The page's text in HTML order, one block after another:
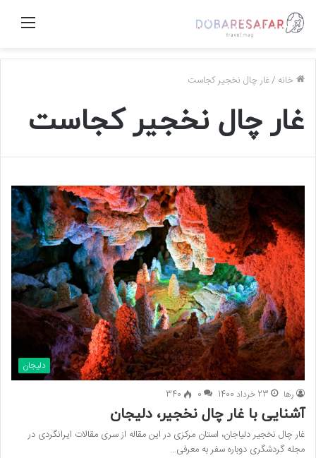
منو
خانه /غار چال نخجیر کجاست
غار چال نخجیر کجاست
دلیجان
رها 23 خرداد 1400 0
340
آشنایی با غار چال نخجیر، دلیجان
غار چال نخجیر دلیاجان، استان مرکزی در این مقاله از سری مقالات ایرانگردی در
مجله گردشگری دوباره سفر به معرفی…